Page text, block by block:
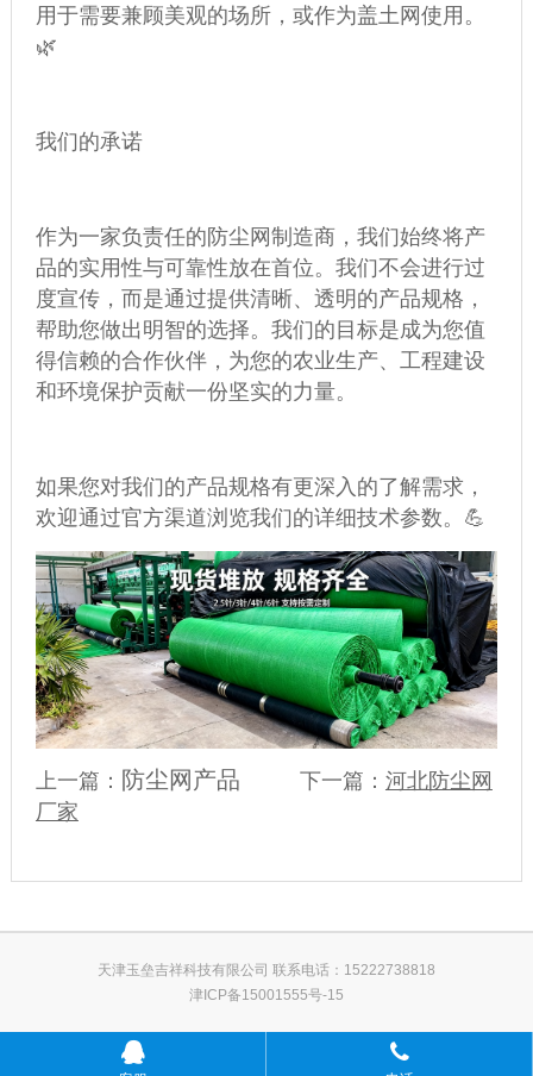
用于需要兼顾美观的场所，或作为盖土网使用。
🌿
我们的承诺
作为一家负责任的防尘网制造商，我们始终将产
品的实用性与可靠性放在首位。我们不会进行过
度宣传，而是通过提供清晰、透明的产品规格，
帮助您做出明智的选择。我们的目标是成为您值
得信赖的合作伙伴，为您的农业生产、工程建设
和环境保护贡献一份坚实的力量。
如果您对我们的产品规格有更深入的了解需求，
欢迎通过官方渠道浏览我们的详细技术参数。💪
上一篇： 防尘网产品 下一篇： 河北防尘网
厂家
天津玉垒吉祥科技有限公司 联系电话：15222738818
津ICP备15001555号-15